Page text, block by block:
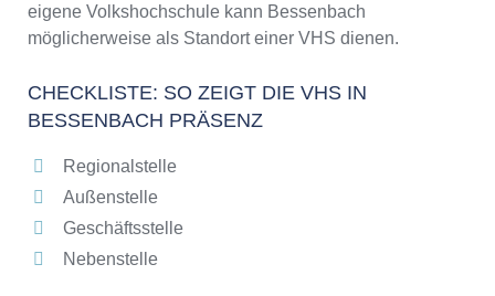
eigene Volkshochschule kann Bessenbach
möglicherweise als Standort einer VHS dienen.
CHECKLISTE: SO ZEIGT DIE VHS IN
BESSENBACH PRÄSENZ
Regionalstelle
Außenstelle
Geschäftsstelle
Nebenstelle